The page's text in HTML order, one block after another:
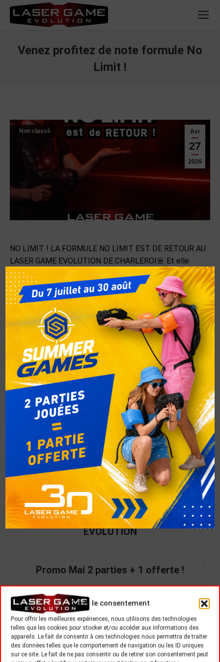
Gérer le consentement
Pour offrir les meilleures expériences, nous utilisons des technologies
telles que les cookies pour stocker et/ou accéder aux informations des
appareils. Le fait de consentir à ces technologies nous permettra de traiter
des données telles que le comportement de navigation ou les ID uniques
sur ce site. Le fait de ne pas consentir ou de retirer son consentement peut
Venez profitez de note formule No
Limit !
Avr
27
2026
Non classé
NO LIMIT ! LA FORMULE NO LIMIT EST DE RETOUR AU
LASER GAME EVOLUTION DE CHARLEROI🚨 Et elle
revient plus intense que jamais… 👉 Dès maintenant, tous
les jours à partir de 18h 🎯 19€ par personne = LASER
GAME EN ILLIMITÉ ✔️ Minimum 4 personnes et 4 parties
garanties ✔️ Avec pauses entre chaque session pour
reprendre des forces et repartir en mission
Catégorie :Non classé 27 avril 2026
respbel
PRÉCÉDENT
C’EST AUSSI NOëL CHEZ LASER GAME
EVOLUTION
Promo Mai 2 parties + 1 offerte !
Related Posts
Summer Games 2026